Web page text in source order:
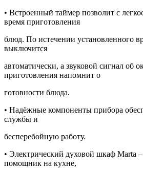
• Встроенный таймер позволит с
время приготовления
блюд. По истечении установленного
выключится
автоматически, а звуковой сигнал об
приготовления напомнит о
готовности блюда.
• Надёжные компоненты прибора
службы и
бесперебойную работу.
• Электрический духовой шкаф Marta
помощник на кухне,